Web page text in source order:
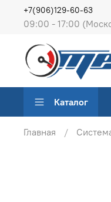
09:00 - 17:00
+7(906)129-60-63
Каталог
Главная